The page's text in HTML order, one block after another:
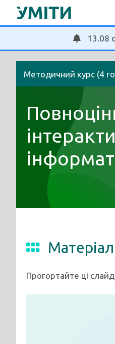
Перейти
13.08 о
Методичний курс (4
Прогортайте ці